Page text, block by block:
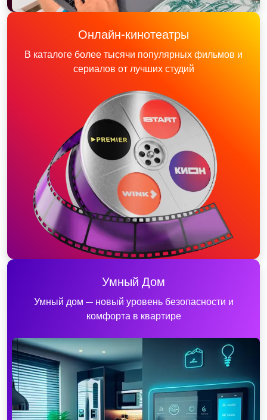
Онлайн-кинотеатры
В каталоге более тысячи популярных фильмов и
сериалов от лучших студий
Умный Дом
Умный дом — новый уровень безопасности и
комфорта в квартире